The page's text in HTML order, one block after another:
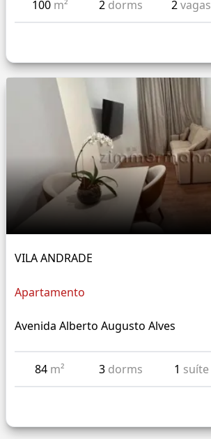
100 m² 2 dorms 2vagas
VILA ANDRADE
Apartamento
Avenida Alberto Augusto Alves
84 m² 3 dorms 1 suíte